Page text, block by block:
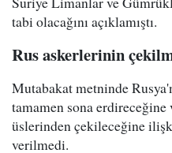
tabi olacağını açıklamıştı.
Rus askerlerinin
Mutabakat metninde
tamamen sona
üslerinden çekileceğine
verilmedi.